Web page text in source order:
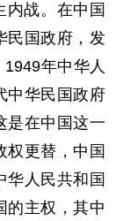
内战。在中国
民国政府，发
年中华人
中华民国政府
是在中国这一
权更替，中国
华人民共和国
的主权，其中